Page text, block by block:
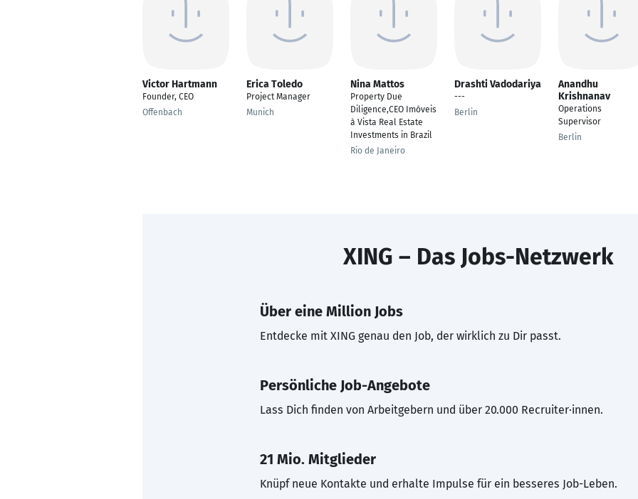
Victor Hartmann
Founder, CEO
Offenbach
Erica Toledo
Project Manager
Munich
Nina Mattos
Property Due
Diligence,CEO Imóveis
à Vista Real Estate
Investments in Brazil
Rio de Janeiro
Drashti Vadodariya
---
Berlin
Anandhu
Krishnanav
Operations
Supervisor
Berlin
XING – Das Jobs-Netzwerk
Über eine Million Jobs
Entdecke mit XING genau den Job, der wirklich zu Dir passt.
Persönliche Job-Angebote
Lass Dich finden von Arbeitgebern und über 20.000 Recruiter·innen.
21 Mio. Mitglieder
Knüpf neue Kontakte und erhalte Impulse für ein besseres Job-Leben.